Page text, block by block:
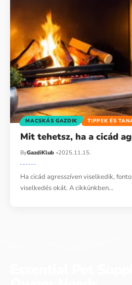
MACSKÁS GAZDIK TIPPEK ÉS
Mit tehetsz, ha a cicád
ByGazdiKlub 2025.11.15.
Ha cicád agresszíven viselkedik,
viselkedés okát. A cikkünkben…